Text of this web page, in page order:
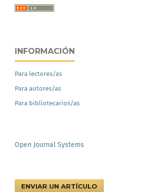
INFORMACIÓN
Para lectores/as
Para autores/as
Para bibliotecarios/as
Open Journal Systems
ENVIAR UN ARTÍCULO